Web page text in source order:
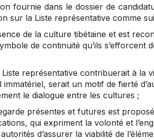
fournie dans le dossier de
sur la Liste représentative comme
de la culture tibétaine et est
de continuité qu’ils s’efforcent
Liste représentative contribuerait à la
serait un motif de fierté
le dialogue entre les cultures ;
présentes et futures est
qui expriment la volonté et
d’assurer la viabilité de